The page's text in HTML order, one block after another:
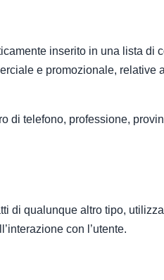
inserito in una lista di
e promozionale, relative a
di telefono, professione,
di qualunque altro tipo,
con l’utente.